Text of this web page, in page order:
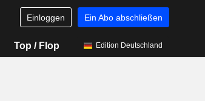
Einloggen Ein Abo abschließen
Top / Flop Edition Deutschland